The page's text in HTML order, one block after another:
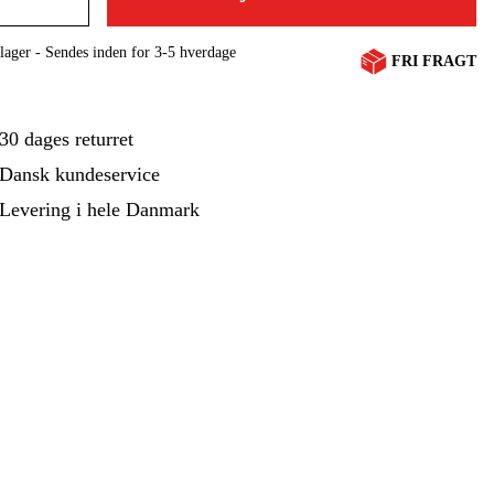
- Sendes inden for 3-5 hverdage
FRI FRAGT
30 dages returret
Dansk kundeservice
Levering i hele Danmark